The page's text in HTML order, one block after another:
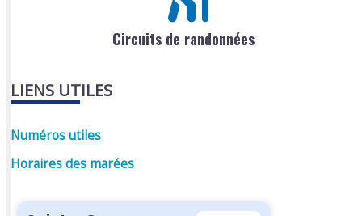
Circuits de randonnées
LIENS UTILES
Numéros utiles
Horaires des marées